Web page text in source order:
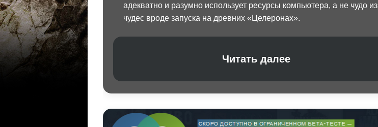
адекватно и разумно использует ресурсы компьютера, а не чудо из
чудес вроде запуска на древних «Целеронах».
Читать далее